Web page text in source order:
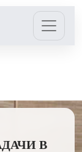
В